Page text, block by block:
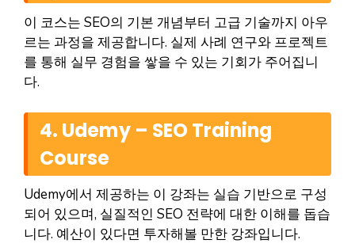
이 코스는 SEO의 기본 개념부터 고급 기술까지 아우
르는 과정을 제공합니다. 실제 사례 연구와 프로젝트
를 통해 실무 경험을 쌓을 수 있는 기회가 주어집니
다.
4. Udemy – SEO Training
Course
Udemy에서 제공하는 이 강좌는 실습 기반으로 구성
되어 있으며, 실질적인 SEO 전략에 대한 이해를 돕습
니다. 예산이 있다면 투자해볼 만한 강좌입니다.